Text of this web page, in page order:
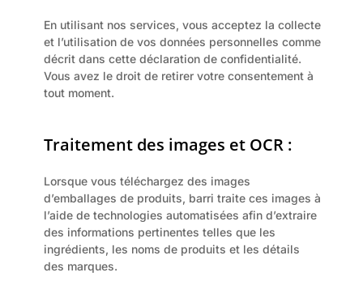
En utilisant nos services, vous acceptez la collecte
et l’utilisation de vos données personnelles comme
décrit dans cette déclaration de confidentialité.
Vous avez le droit de retirer votre consentement à
tout moment.
Traitement des images et OCR :
Lorsque vous téléchargez des images
d’emballages de produits, barri traite ces images à
l’aide de technologies automatisées afin d’extraire
des informations pertinentes telles que les
ingrédients, les noms de produits et les détails
des marques.